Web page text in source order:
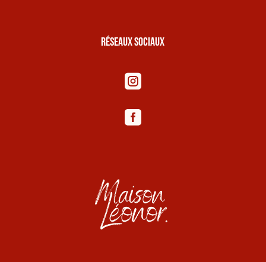
Réseaux sociaux

